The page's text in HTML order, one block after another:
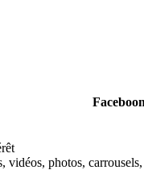
vidéos, photos,